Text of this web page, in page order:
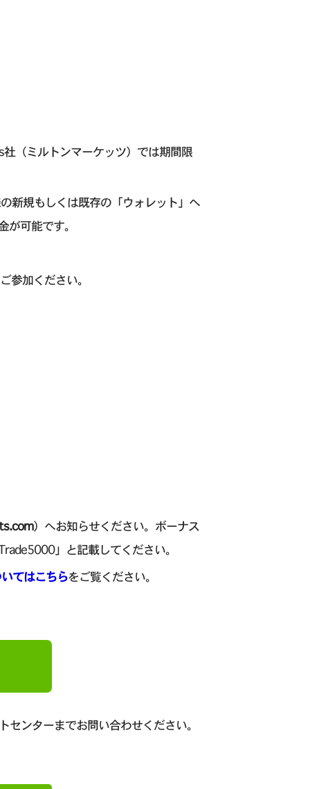
（ミルトンマーケッツ）では期間限
新規もしくは既存の「ウォレット」へ
可能です。
参加ください。
）へお知らせください。ボーナス
」と記載してください。
てはこちらをご覧ください。
ンターまでお問い合わせください。